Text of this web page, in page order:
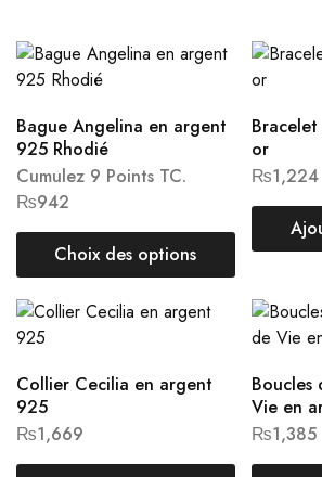
Bague Angelina en argent
925 Rhodié
Cumulez 9 Points TC.
₨942
Choix des options
or
₨1,224
Collier Cecilia en argent
925
₨1,669
Boucles
Vie en
₨1,385